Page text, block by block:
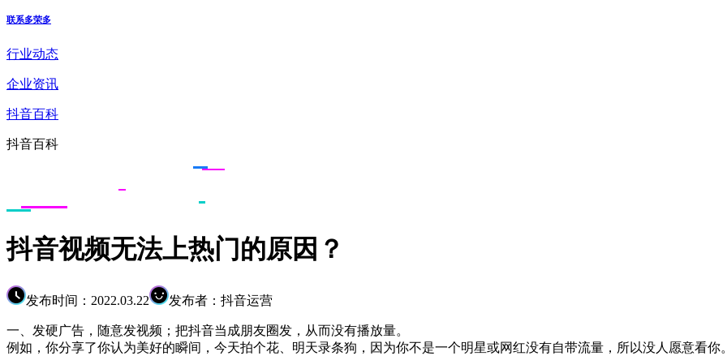
联系多荣多
行业动态
企业资讯
抖音百科
抖音百科
抖音视频无法上热门的原因？
发布时间：2022.03.22 发布者：抖音运营
一、发硬广告，随意发视频；把抖音当成朋友圈发，从而没有播放量。
例如，你分享了你认为美好的瞬间，今天拍个花、明天录条狗，因为你不是一个明星或网红没有自带流量，所以没人愿意看